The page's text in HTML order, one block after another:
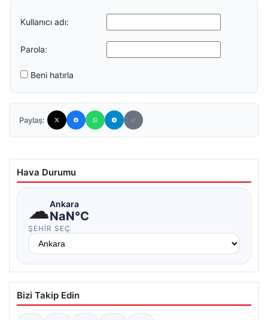
Kullanıcı adı:
Parola:
Beni hatırla
Paylaş:
Hava Durumu
☁Ankara
NaN°C
ŞEHIR SEÇ
Bizi Takip Edin